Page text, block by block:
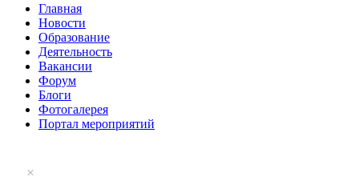
Главная
Новости
Образование
Деятельность
Вакансии
Форум
Блоги
Фотогалерея
Портал мероприятий
×